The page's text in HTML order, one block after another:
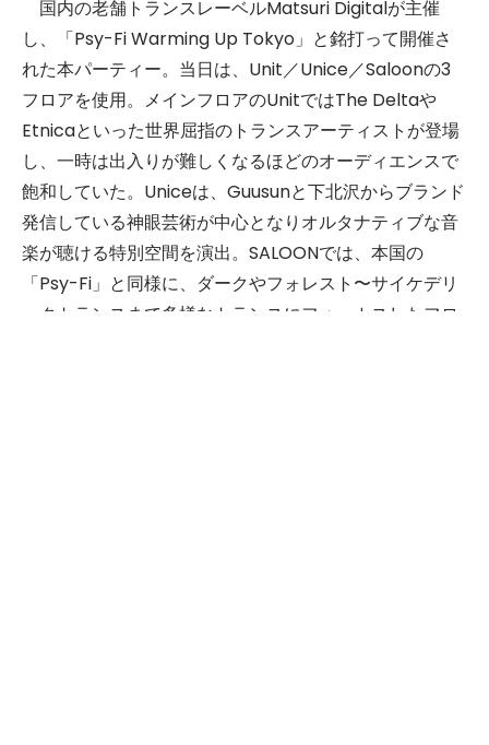
国内の老舗トランスレーベルMatsuri Digitalが主催
し、「Psy-Fi Warming Up Tokyo」と銘打って開催さ
れた本パーティー。当日は、Unit／Unice／Saloonの3
フロアを使用。メインフロアのUnitではThe Deltaや
Etnicaといった世界屈指のトランスアーティストが登場
し、一時は出入りが難しくなるほどのオーディエンスで
飽和していた。Uniceは、Guusunと下北沢からブランド
発信している神眼芸術が中心となりオルタナティブな音
楽が聴ける特別空間を演出。SALOONでは、本国の
「Psy-Fi」と同様に、ダークやフォレスト〜サイケデリ
ックトランスまで多様なトランスにフォーカスしたフロ